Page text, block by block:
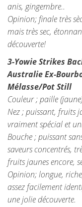
anis, gingembre..
Opinion; finale très
mais très sec,
découverte!
3-Yowie Strikes
Australie Ex-
Mélasse/Pot Still
Couleur ; paille
Nez ; puissant, fruits
vraiment spécial et
Bouche ; puissant
saveurs concentrés,
fruits jaunes encore,
Opinion; longue,
assez facilement
une jolie découverte.